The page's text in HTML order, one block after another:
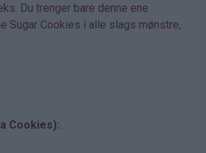
Du trenger bare denne ene
Sugar Cookies i alle slags mønstre,
Cookies):